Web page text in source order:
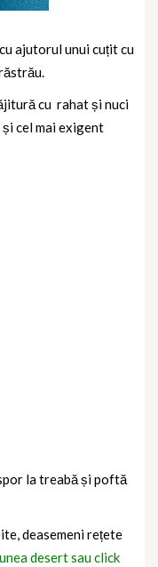
ajutorul unui cuțit cu
cu rahat și nuci
cel mai exigent
la treabă și poftă
deasemeni rețete
desert sau click